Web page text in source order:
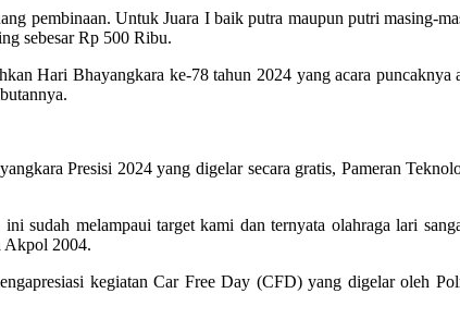
pembinaan. Untuk Juara I baik putra maupun putri masing-
sebesar Rp 500 Ribu.
Hari Bhayangkara ke-78 tahun 2024 yang acara puncaknya
Presisi 2024 yang digelar secara gratis, Pameran
sudah melampaui target kami dan ternyata olahraga lari
Akpol 2004.
kegiatan Car Free Day (CFD) yang digelar oleh